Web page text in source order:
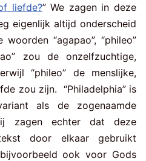
liefde?” We zagen in deze
eigenlijk altijd onderscheid
“agapao”, “phileo”
zou de onzelfzuchtige,
“phileo” de menslijke,
zou zijn. “Philadelphia” is
als de zogenaamde
zagen echter dat deze
door elkaar gebruikt
ook voor Gods